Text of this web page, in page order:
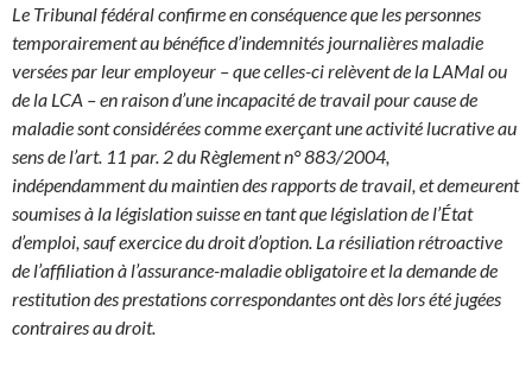
Le Tribunal fédéral confirme en conséquence que les personnes
temporairement au bénéfice d’indemnités journalières maladie
versées par leur employeur – que celles-ci relèvent de la LAMal ou
de la LCA – en raison d’une incapacité de travail pour cause de
maladie sont considérées comme exerçant une activité lucrative au
sens de l’art. 11 par. 2 du Règlement n° 883/2004,
indépendamment du maintien des rapports de travail, et demeurent
soumises à la législation suisse en tant que législation de l’État
d’emploi, sauf exercice du droit d’option. La résiliation rétroactive
de l’affiliation à l’assurance-maladie obligatoire et la demande de
restitution des prestations correspondantes ont dès lors été jugées
contraires au droit.